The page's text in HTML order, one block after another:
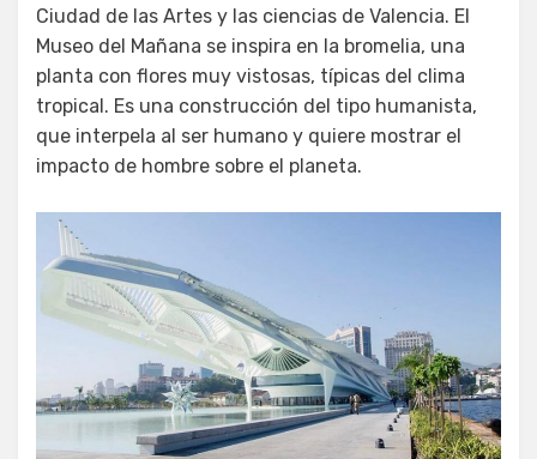
Ciudad de las Artes y las ciencias de Valencia. El
Museo del Mañana se inspira en la bromelia, una
planta con flores muy vistosas, típicas del clima
tropical. Es una construcción del tipo humanista,
que interpela al ser humano y quiere mostrar el
impacto de hombre sobre el planeta.